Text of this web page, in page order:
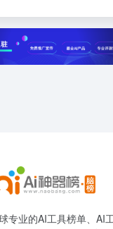
专业的AI工具榜单、AI